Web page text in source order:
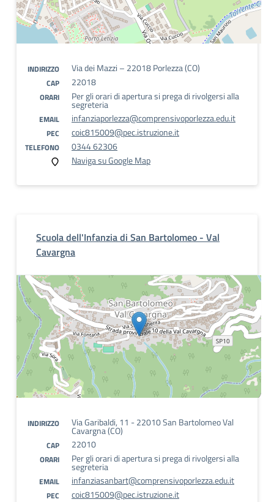
INDIRIZZO Via dei Mazzi – 22018 Porlezza (CO)
CAP 22018
ORARI Per gli orari di apertura si prega di rivolgersi alla
segreteria
EMAIL infanziaporlezza@comprensivoporlezza.edu.it
PEC coic815009@pec.istruzione.it
TELEFONO
0344 62306
Naviga su Google Map
Scuola dell'Infanzia di San Bartolomeo - Val
Cavargna
INDIRIZZO Via Garibaldi, 11 - 22010 San Bartolomeo Val
Cavargna (CO)
CAP 22010
ORARI Per gli orari di apertura si prega di rivolgersi alla
segreteria
EMAIL infanziasanbart@comprensivoporlezza.edu.it
PEC coic815009@pec.istruzione.it